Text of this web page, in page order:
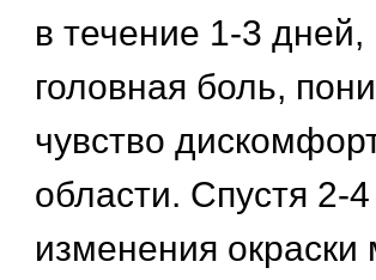
в течение 1-3
головная боль,
чувство
области. Спустя 2-
изменения